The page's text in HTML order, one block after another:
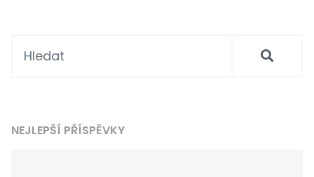
NEJLEPŠÍ PŘÍSPĚVKY